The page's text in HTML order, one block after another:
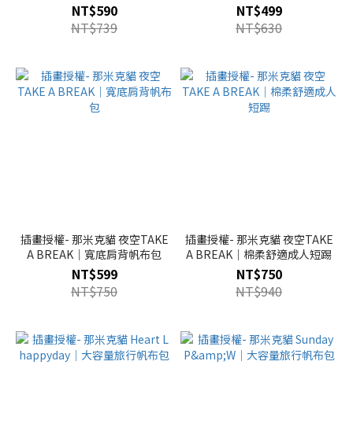
NT$590
NT$739
NT$499
NT$630
插畫授權- 那米克貓 夜空TAKE
A BREAK｜寬底肩背帆布包
NT$599
NT$750
插畫授權- 那米克貓 夜空TAKE
A BREAK｜棉柔舒適成人短踢
NT$750
NT$940